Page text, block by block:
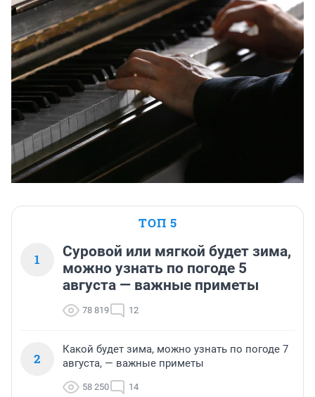
ТОП 5
1
Суровой или мягкой будет зима,
можно узнать по погоде 5
августа — важные приметы
78 819 12
2
Какой будет зима, можно узнать по погоде 7
августа, — важные приметы
58 250 14